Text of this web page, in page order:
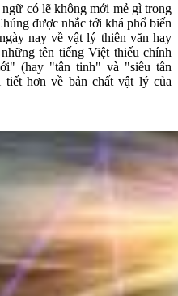
có lẽ không mới mẻ gì trong
được nhắc tới khá phổ biến
nay về vật lý thiên văn hay
tên tiếng Việt thiếu chính
(hay "tân tinh" và "siêu tân
hơn về bản chất vật lý của